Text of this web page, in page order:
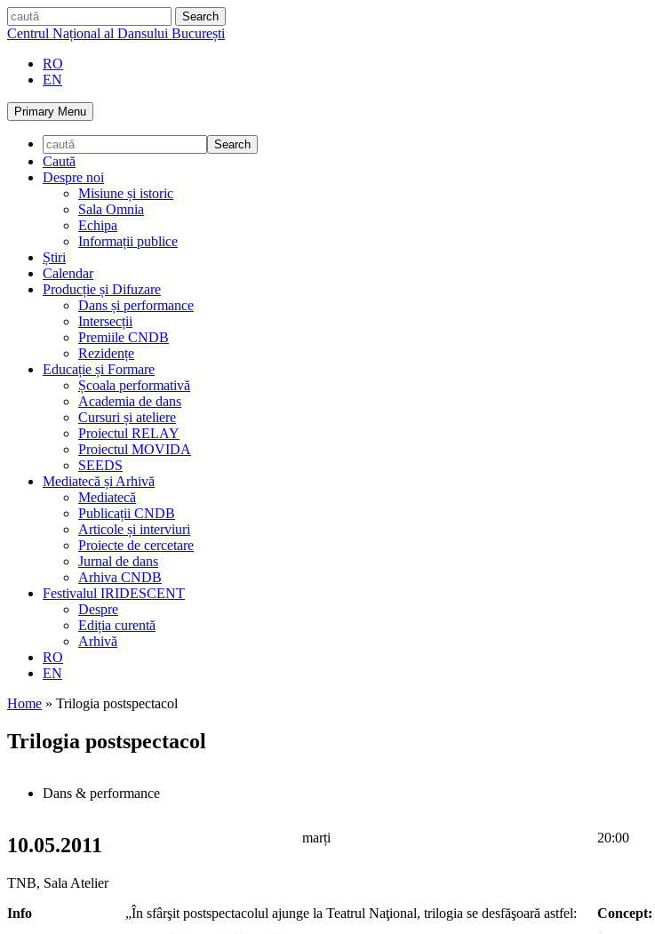
Skip
to
caută
Centrul Național al Dansului București
RO
EN
Primary Menu
Caută
Despre noi
Misiune și istoric
Sala Omnia
Echipa
Informații publice
Știri
Calendar
Producție și Difuzare
Dans și performance
Intersecții
Premiile CNDB
Rezidențe
Educație și Formare
Școala performativă
Academia de dans
Cursuri și ateliere
Proiectul RELAY
Proiectul MOVIDA
SEEDS
Mediatecă și Arhivă
Mediatecă
Publicații CNDB
Articole și interviuri
Proiecte de cercetare
Jurnal de dans
Arhiva CNDB
Festivalul IRIDESCENT
Despre
Ediția curentă
Arhivă
RO
EN
Home » Trilogia postspectacol
Trilogia postspectacol
Dans & performance
10.05.2011 marți 20:00
TNB, Sala Atelier
Info
„În sfârşit postspectacolul ajunge la Teatrul Naţional, trilogia se desfăşoară astfel:
Concept: